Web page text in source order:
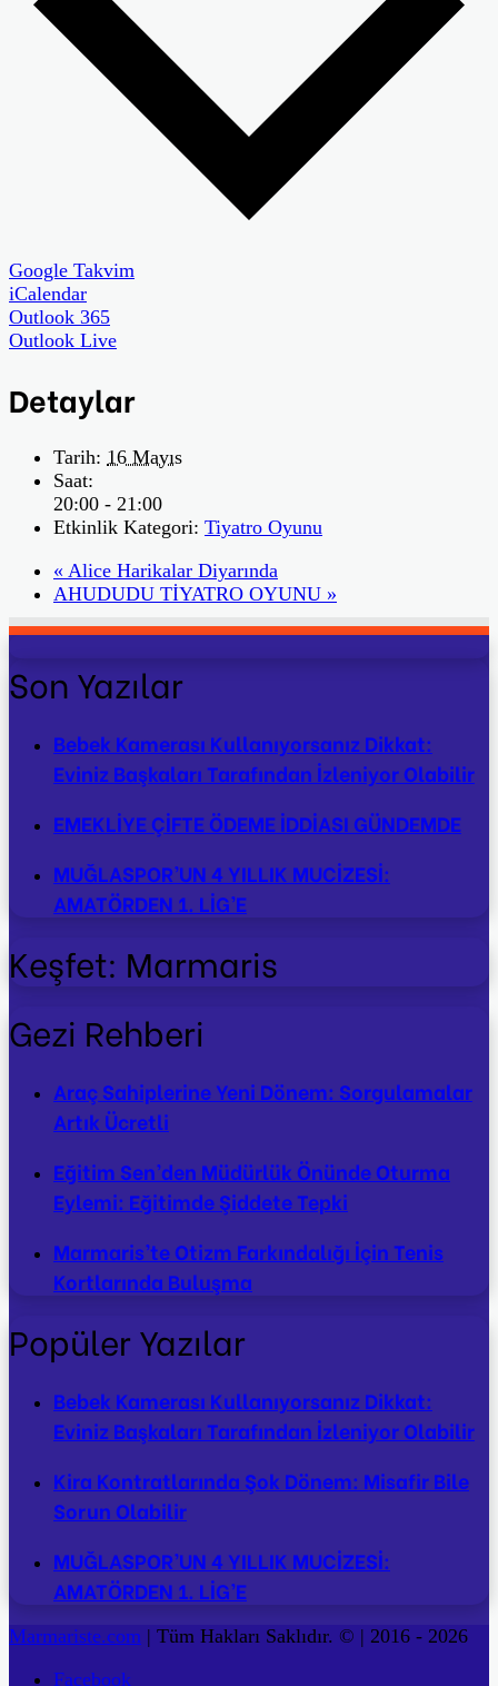
Google Takvim
iCalendar
Outlook 365
Outlook Live
Detaylar
Tarih: 16 Mayıs
Saat:
20:00 - 21:00
Etkinlik Kategori: Tiyatro Oyunu
« Alice Harikalar Diyarında
AHUDUDU TİYATRO OYUNU »
Son Yazılar
Bebek Kamerası Kullanıyorsanız Dikkat:
Eviniz Başkaları Tarafından İzleniyor Olabilir
EMEKLİYE ÇİFTE ÖDEME İDDİASI GÜNDEMDE
MUĞLASPOR’UN 4 YILLIK MUCİZESİ:
AMATÖRDEN 1. LİG’E
Keşfet: Marmaris
Gezi Rehberi
Araç Sahiplerine Yeni Dönem: Sorgulamalar
Artık Ücretli
Eğitim Sen’den Müdürlük Önünde Oturma
Eylemi: Eğitimde Şiddete Tepki
Marmaris’te Otizm Farkındalığı İçin Tenis
Kortlarında Buluşma
Popüler Yazılar
Bebek Kamerası Kullanıyorsanız Dikkat:
Eviniz Başkaları Tarafından İzleniyor Olabilir
Kira Kontratlarında Şok Dönem: Misafir Bile
Sorun Olabilir
MUĞLASPOR’UN 4 YILLIK MUCİZESİ:
AMATÖRDEN 1. LİG’E
Marmariste.com | Tüm Hakları Saklıdır. © | 2016 - 2026
Facebook